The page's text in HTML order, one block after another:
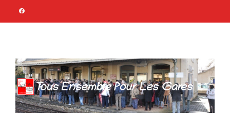
TOUS ENSEMBLE
POUR LES GARES
Association Citoyenne